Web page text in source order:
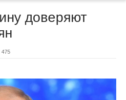
доверяют
475